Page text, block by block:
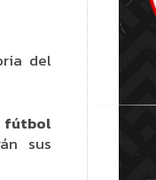
del
fútbol
sus